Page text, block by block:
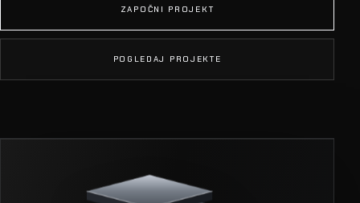
ZAPOČNI PROJEKT
POGLEDAJ PROJEKTE